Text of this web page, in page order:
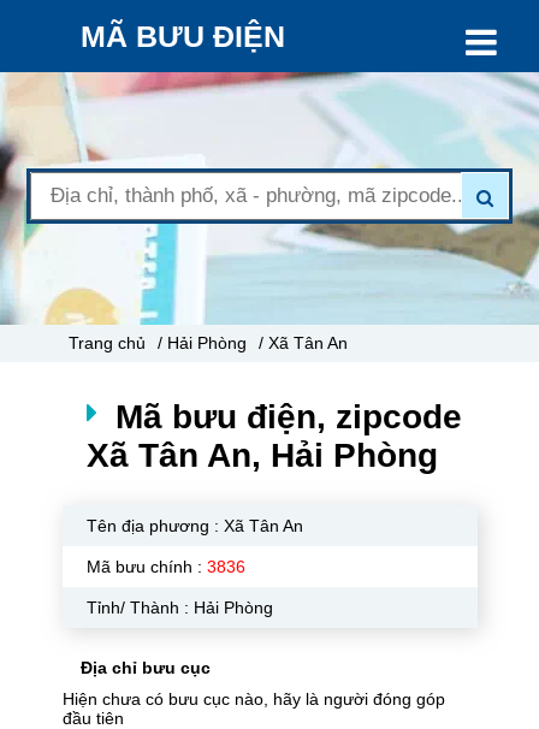
MÃ BƯU ĐIỆN
Trang chủ / Hải Phòng / Xã Tân An
Mã bưu điện, zipcode
Xã Tân An, Hải Phòng
Tên địa phương : Xã Tân An
Mã bưu chính : 3836
Tỉnh/ Thành : Hải Phòng
Địa chỉ bưu cục
Hiện chưa có bưu cục nào, hãy là người đóng góp
đầu tiên